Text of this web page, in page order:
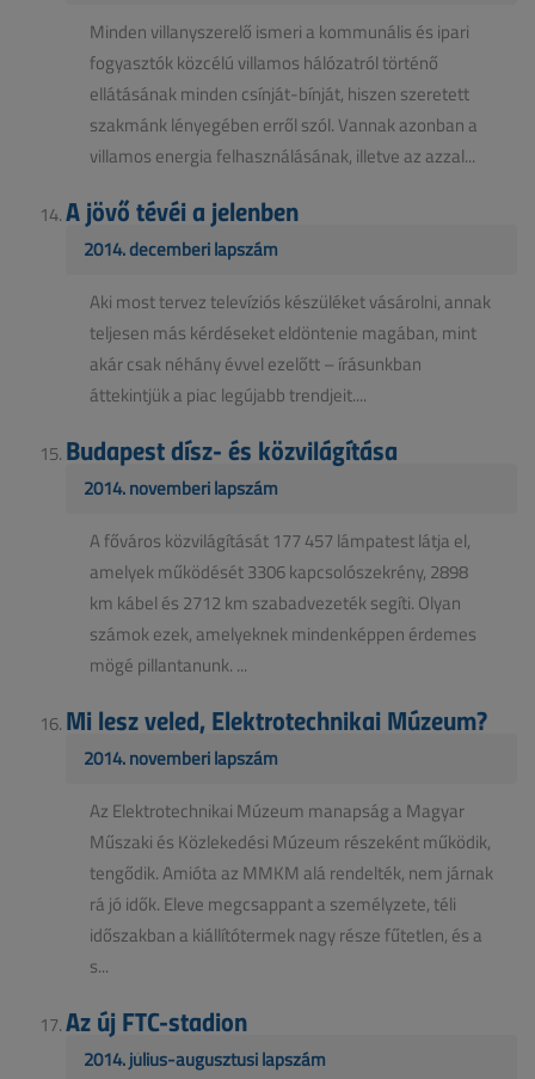
Minden villanyszerelő ismeri a kommunális és ipari
fogyasztók közcélú villamos hálózatról történő
ellátásának minden csínját-bínját, hiszen szeretett
szakmánk lényegében erről szól. Vannak azonban a
villamos energia felhasználásának, illetve az azzal...
A jövő tévéi a jelenben
2014. decemberi lapszám
Aki most tervez televíziós készüléket vásárolni, annak
teljesen más kérdéseket eldöntenie magában, mint
akár csak néhány évvel ezelőtt – írásunkban
áttekintjük a piac legújabb trendjeit....
Budapest dísz- és közvilágítása
2014. novemberi lapszám
A főváros közvilágítását 177 457 lámpatest látja el,
amelyek működését 3306 kapcsolószekrény, 2898
km kábel és 2712 km szabadvezeték segíti. Olyan
számok ezek, amelyeknek mindenképpen érdemes
mögé pillantanunk. ...
Mi lesz veled, Elektrotechnikai Múzeum?
2014. novemberi lapszám
Az Elektrotechnikai Múzeum manapság a Magyar
Műszaki és Közlekedési Múzeum részeként működik,
tengődik. Amióta az MMKM alá rendelték, nem járnak
rá jó idők. Eleve megcsappant a személyzete, téli
időszakban a kiállítótermek nagy része fűtetlen, és a
s...
Az új FTC-stadion
2014. július-augusztusi lapszám